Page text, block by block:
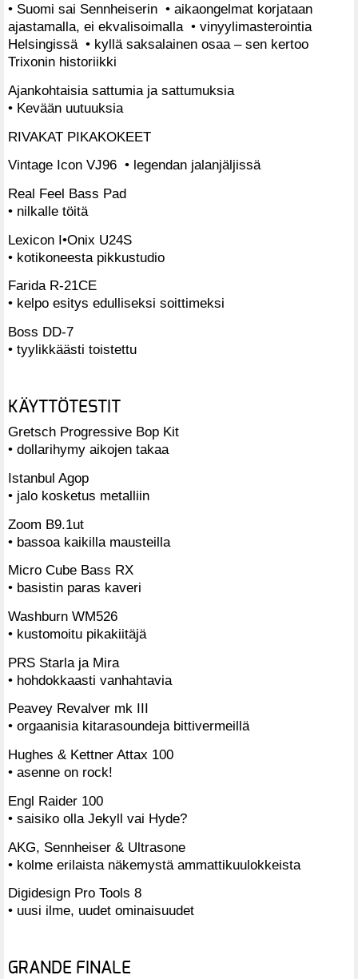
• Suomi sai Sennheiserin • aikaongelmat korjataan
ajastamalla, ei ekvalisoimalla • vinyylimasterointia
Helsingissä • kyllä saksalainen osaa – sen kertoo
Trixonin historiikki
Ajankohtaisia sattumia ja sattumuksia
• Kevään uutuuksia
RIVAKAT PIKAKOKEET
Vintage Icon VJ96 • legendan jalanjäljissä
Real Feel Bass Pad
• nilkalle töitä
Lexicon I•Onix U24S
• kotikoneesta pikkustudio
Farida R-21CE
• kelpo esitys edulliseksi soittimeksi
Boss DD-7
• tyylikkäästi toistettu
KÄYTTÖTESTIT
Gretsch Progressive Bop Kit
• dollarihymy aikojen takaa
Istanbul Agop
• jalo kosketus metalliin
Zoom B9.1ut
• bassoa kaikilla mausteilla
Micro Cube Bass RX
• basistin paras kaveri
Washburn WM526
• kustomoitu pikakiitäjä
PRS Starla ja Mira
• hohdokkaasti vanhahtavia
Peavey Revalver mk III
• orgaanisia kitarasoundeja bittivermeillä
Hughes & Kettner Attax 100
• asenne on rock!
Engl Raider 100
• saisiko olla Jekyll vai Hyde?
AKG, Sennheiser & Ultrasone
• kolme erilaista näkemystä ammattikuulokkeista
Digidesign Pro Tools 8
• uusi ilme, uudet ominaisuudet
GRANDE FINALE